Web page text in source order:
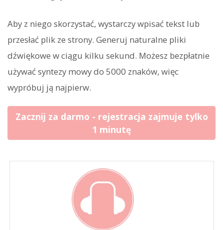
Aby z niego skorzystać, wystarczy wpisać tekst lub
przesłać plik ze strony. Generuj naturalne pliki
dźwiękowe w ciągu kilku sekund. Możesz bezpłatnie
używać syntezy mowy do 5000 znaków, więc
wypróbuj ją najpierw.
Zacznij za darmo - rejestracja zajmuje tylko
1 minutę